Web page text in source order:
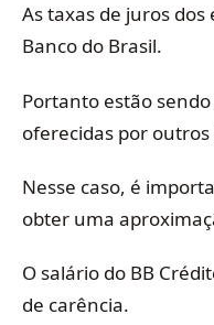
As taxas de juros
Banco do Brasil.
Portanto estão
oferecidas por
Nesse caso, é
obter uma
O salário do BB
de carência.